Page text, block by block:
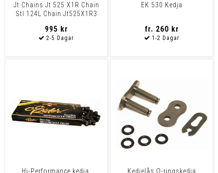
Jt Chains Jt 525 X1R Chain
Stl 124L Chain Jt525X1R3
995 kr
EK 530 Kedja
fr. 260 kr
Hi-Performance kedja,
Kedjelås O-ringskedja